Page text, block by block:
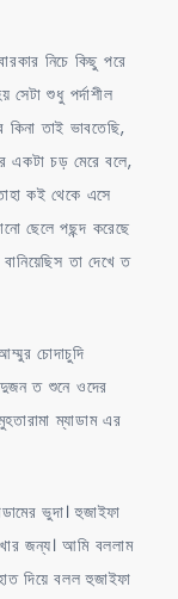
নিচে কিছু পরে
শুধু পর্দাশীল
তাই ভাবতেছি,
একটা চড় মেরে বলে,
কই থেকে এসে
ছেলে পছন্দ করেছে
তা দেখে ত
চোদাচুদি
দুজন ত শুনে ওদের
ম্যাডাম এর
ভুদা। হুজাইফা
জন্য। আমি বললাম
দিয়ে বলল হুজাইফা